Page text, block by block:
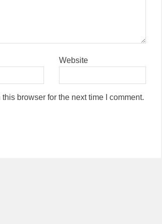
Website
browser for the next time I comment.